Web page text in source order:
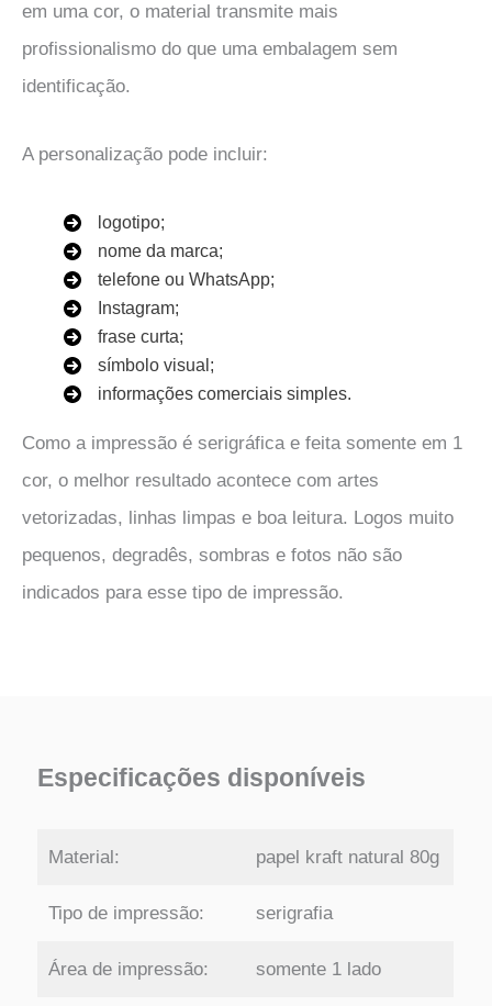
em uma cor, o material transmite mais
profissionalismo do que uma embalagem sem
identificação.
A personalização pode incluir:
logotipo;
nome da marca;
telefone ou WhatsApp;
Instagram;
frase curta;
símbolo visual;
informações comerciais simples.
Como a impressão é serigráfica e feita somente em 1
cor, o melhor resultado acontece com artes
vetorizadas, linhas limpas e boa leitura. Logos muito
pequenos, degradês, sombras e fotos não são
indicados para esse tipo de impressão.
Especificações disponíveis
Material: papel kraft natural 80g
Tipo de impressão: serigrafia
Área de impressão: somente 1 lado